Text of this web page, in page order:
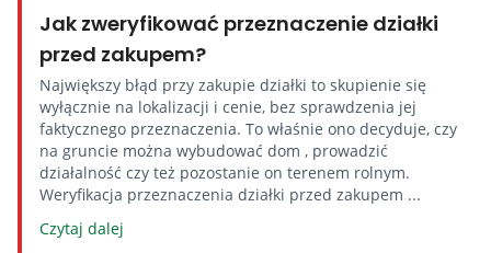
Jak zweryfikować przeznaczenie działki
przed zakupem?
Największy błąd przy zakupie działki to skupienie się
wyłącznie na lokalizacji i cenie, bez sprawdzenia jej
faktycznego przeznaczenia. To właśnie ono decyduje, czy
na gruncie można wybudować dom , prowadzić
działalność czy też pozostanie on terenem rolnym.
Weryfikacja przeznaczenia działki przed zakupem ...
Czytaj dalej